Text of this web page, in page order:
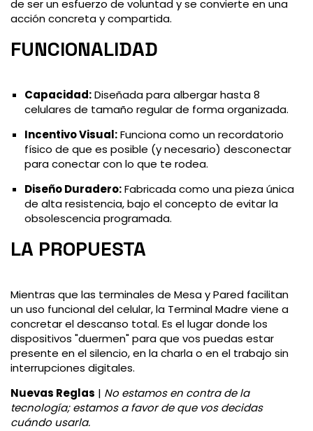
de ser un esfuerzo de voluntad y se convierte en una
acción concreta y compartida.
FUNCIONALIDAD
Capacidad:Diseñada para albergar hasta 8
celulares de tamaño regular de forma organizada.
Incentivo Visual:Funciona como un recordatorio
físico de que es posible (y necesario) desconectar
para conectar con lo que te rodea.
Diseño Duradero:Fabricada como una pieza única
de alta resistencia, bajo el concepto de evitar la
obsolescencia programada.
LA PROPUESTA
Mientras que las terminales de Mesa y Pared facilitan
un uso funcional del celular, la Terminal Madre viene a
concretar el descanso total. Es el lugar donde los
dispositivos "duermen" para que vos puedas estar
presente en el silencio, en la charla o en el trabajo sin
interrupciones digitales.
Nuevas Reglas | No estamos en contra de la
tecnología; estamos a favor de que vos decidas
cuándo usarla.